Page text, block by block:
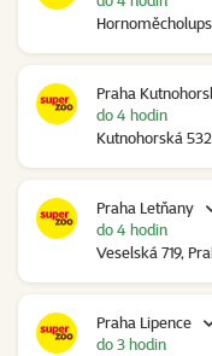
Praha
Kutnohorská
do 4 hodin
Praha Letňany
Veselská 719,
do 4 hodin
Praha Lipence
do 3 hodin